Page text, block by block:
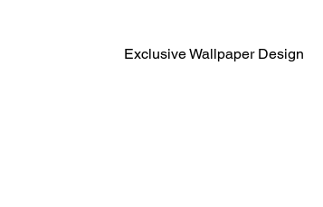
Exclusive Wallpaper Design